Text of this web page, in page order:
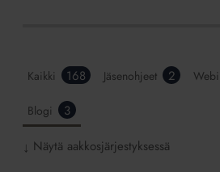
Hakutulokset
palvelusta
Kaikki 168 Jäsenohjeet 2
Blogi 3
↓ Näytä aakkosjärjestyksessä